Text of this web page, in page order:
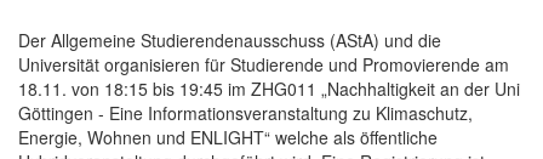
Der Allgemeine Studierendenausschuss (AStA) und die
Universität organisieren für Studierende und Promovierende am
18.11. von 18:15 bis 19:45 im ZHG011 „Nachhaltigkeit an der Uni
Göttingen - Eine Informationsveranstaltung zu Klimaschutz,
Energie, Wohnen und ENLIGHT“ welche als öffentliche